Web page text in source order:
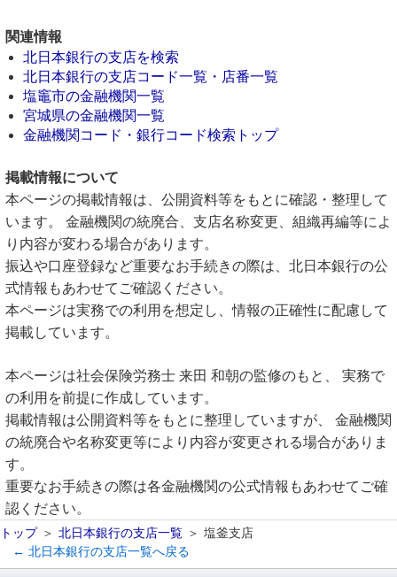
関連情報
北日本銀行の支店を検索
北日本銀行の支店コード一覧・店番一覧
塩竈市の金融機関一覧
宮城県の金融機関一覧
金融機関コード・銀行コード検索トップ
掲載情報について
本ページの掲載情報は、公開資料等をもとに確認・整理して
います。 金融機関の統廃合、支店名称変更、組織再編等によ
り内容が変わる場合があります。
振込や口座登録など重要なお手続きの際は、北日本銀行の公
式情報もあわせてご確認ください。
本ページは実務での利用を想定し、情報の正確性に配慮して
掲載しています。
本ページは社会保険労務士 来田 和朝の監修のもと、 実務で
の利用を前提に作成しています。
掲載情報は公開資料等をもとに整理していますが、 金融機関
の統廃合や名称変更等により内容が変更される場合がありま
す。
重要なお手続きの際は各金融機関の公式情報もあわせてご確
認ください。
トップ 北日本銀行の支店一覧
塩釜支店
← 北日本銀行の支店一覧へ戻る